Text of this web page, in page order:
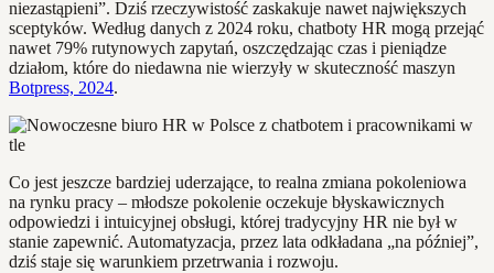
niezastąpieni”. Dziś rzeczywistość zaskakuje nawet największych
sceptyków. Według danych z 2024 roku, chatboty HR mogą przejąć
nawet 79% rutynowych zapytań, oszczędzając czas i pieniądze
działom, które do niedawna nie wierzyły w skuteczność maszyn
Botpress, 2024.
Co jest jeszcze bardziej uderzające, to realna zmiana pokoleniowa
na rynku pracy – młodsze pokolenie oczekuje błyskawicznych
odpowiedzi i intuicyjnej obsługi, której tradycyjny HR nie był w
stanie zapewnić. Automatyzacja, przez lata odkładana „na później”,
dziś staje się warunkiem przetrwania i rozwoju.